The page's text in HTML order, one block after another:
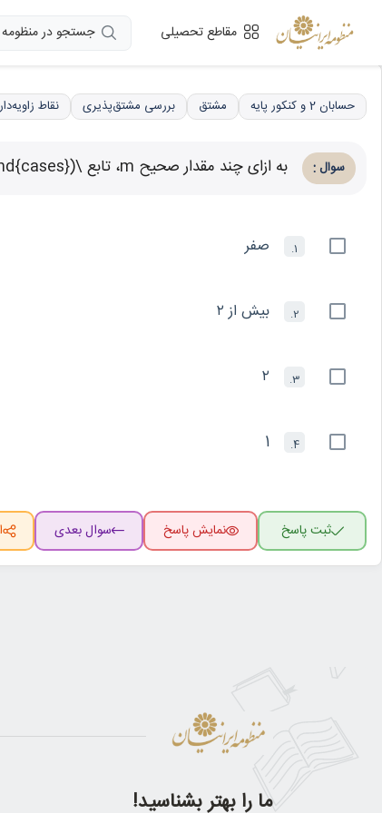
مقاطع تحصیلی جستجو در منظومه
حسابان 2 و کنکور پایه مشتق بررسی مشتق‌پذیری نقاط زاویه‌دار
سوال : به ازای چند مقدار صحیح m، تابع \(f(x) = \begin{cases} b & x < a \\ b + (x - a)^m & x \ge a \end{cases}\) دارای نقطه گوشه ای است؟
1. صفر
2. بیش از ۲
3. ۲
4.
1
ثبت پاسخ نمایش پاسخ سوال بعدی
ما را بهتر بشناسید!